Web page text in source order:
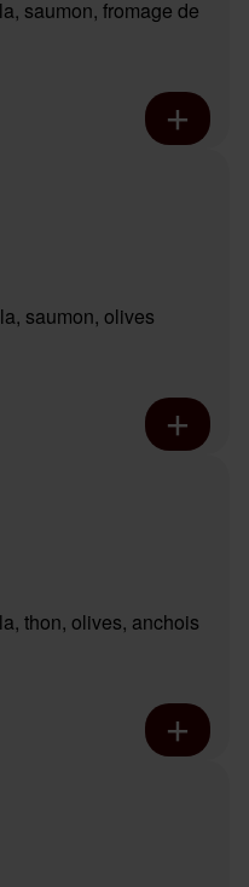
saumon, fromage de
saumon, olives
thon, olives, anchois